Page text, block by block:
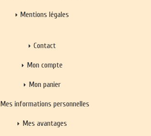
Mentions légales
Contact
Mon compte
Mon panier
Mes informations personnelles
Mes avantages